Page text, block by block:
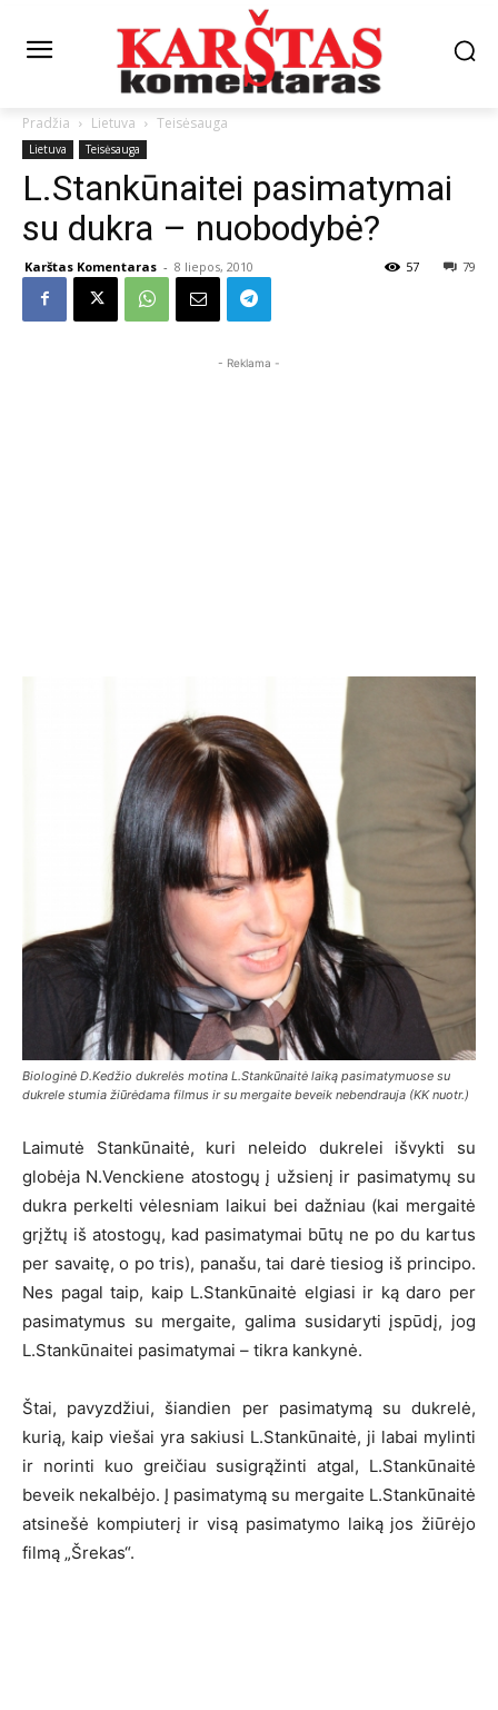
Pradžia Lietuva Teisėsauga
Lietuva Teisėsauga
L.Stankūnaitei pasimatymai
su dukra – nuobodybė?
Karštas Komentaras - 8 liepos, 2010 79
57
- Reklama -
Biologinė D.Kedžio dukrelės motina L.Stankūnaitė laiką pasimatymuose su
dukrele stumia žiūrėdama filmus ir su mergaite beveik nebendrauja (KK nuotr.)
Laimutė Stankūnaitė, kuri neleido dukrelei išvykti su
globėja N.Venckiene atostogų į užsienį ir pasimatymų su
dukra perkelti vėlesniam laikui bei dažniau (kai mergaitė
grįžtų iš atostogų, kad pasimatymai būtų ne po du kartus
per savaitę, o po tris), panašu, tai darė tiesiog iš principo.
Nes pagal taip, kaip L.Stankūnaitė elgiasi ir ką daro per
pasimatymus su mergaite, galima susidaryti įspūdį, jog
L.Stankūnaitei pasimatymai – tikra kankynė.
Štai, pavyzdžiui, šiandien per pasimatymą su dukrelė,
kurią, kaip viešai yra sakiusi L.Stankūnaitė, ji labai mylinti
ir norinti kuo greičiau susigrąžinti atgal, L.Stankūnaitė
beveik nekalbėjo. Į pasimatymą su mergaite L.Stankūnaitė
atsinešė kompiuterį ir visą pasimatymo laiką jos žiūrėjo
filmą „Šrekas“.